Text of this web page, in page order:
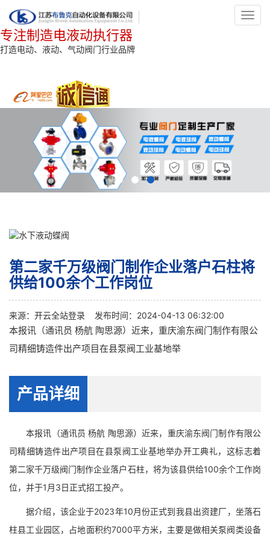
专注制造电液动执行器
打造电动、液动、气动阀门行业品牌
第二家千万级阀门制作企业落户石柱将
供给100余个工作岗位
来源： 开云全站登录 发布时间：2024-04-13 06:32:00
本报讯（通讯员 杨航 陶思源）近来，重庆渝东阀门制作有限公
司精细铸造件出产项目在县泵阀工业基地举
产品详细
本报讯（通讯员 杨航 陶思源）近来，重庆渝东阀门制作有限公
司精细铸造件出产项目在县泵阀工业基地举办开工典礼，这标志着
第二家千万级阀门制作企业落户石柱，将为该县供给100余个工作岗
位，并于1月3日正式招工投产。
据介绍，该企业于2023年10月份正式到我县出资建厂，坐落石
柱县工业园区，占地面积约7000平方米，主要是做相关泵阀类设备